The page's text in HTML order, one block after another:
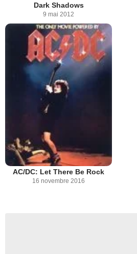
Dark Shadows
9 mai 2012
AC/DC: Let There Be Rock
16 novembre 2016